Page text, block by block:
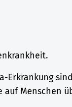
Erkrankung
auf Menschen